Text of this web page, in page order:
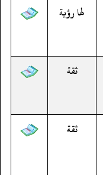
لها رؤية
ثقة
ثقة